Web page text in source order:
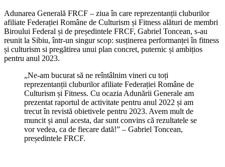
Adunarea Generală FRCF – ziua în care reprezentanții cluburilor
afiliate Federației Române de Culturism și Fitness alături de membri
Biroului Federal și de președintele FRCF, Gabriel Toncean, s-au
reunit la Sibiu, într-un singur scop: susținerea performanței în fitness
și culturism si pregătirea unui plan concret, puternic și ambițios
pentru anul 2023.
„Ne-am bucurat să ne reîntâlnim vineri cu toți
reprezentanții cluburilor afiliate Federației Române de
Culturism și Fitness. Cu ocazia Adunării Generale am
prezentat raportul de activitate pentru anul 2022 și am
trecut în revistă obietivele pentru 2023. Avem mult de
muncit și anul acesta, dar sunt convins că rezultatele se
vor vedea, ca de fiecare dată!” – Gabriel Toncean,
președintele FRCF.